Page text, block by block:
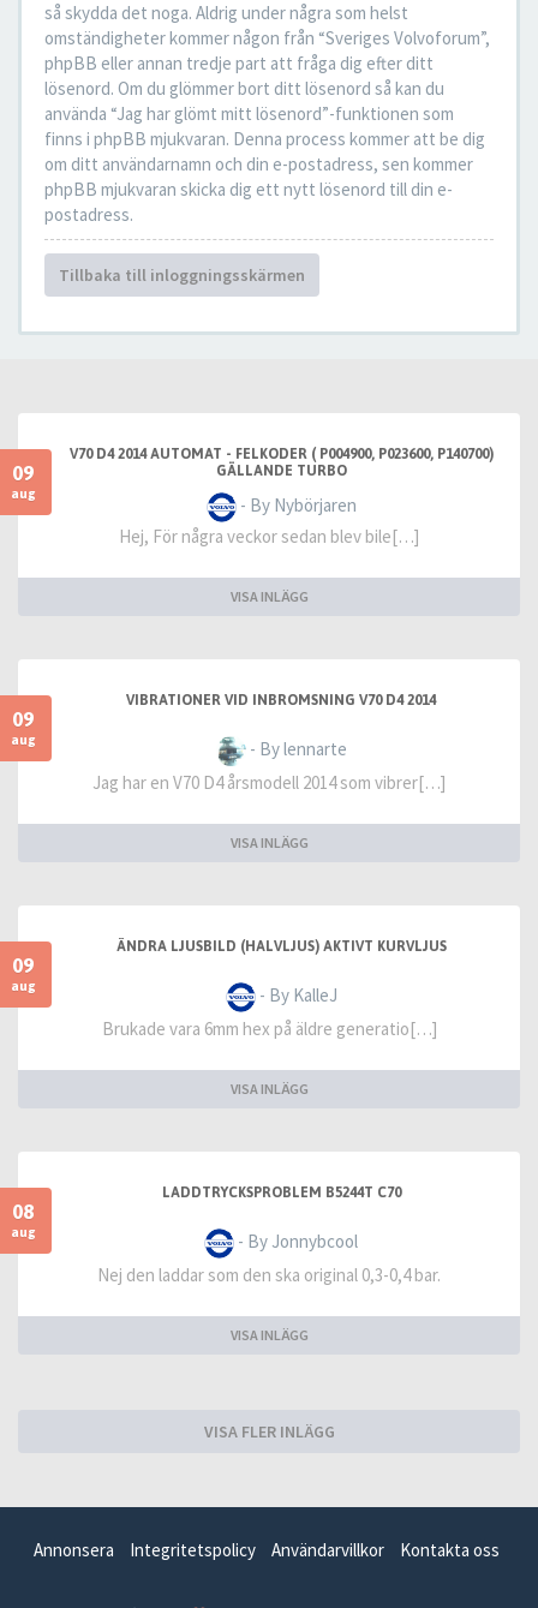
så skydda det noga. Aldrig under några som helst
omständigheter kommer någon från “Sveriges Volvoforum”,
phpBB eller annan tredje part att fråga dig efter ditt
lösenord. Om du glömmer bort ditt lösenord så kan du
använda “Jag har glömt mitt lösenord”-funktionen som
finns i phpBB mjukvaran. Denna process kommer att be dig
om ditt användarnamn och din e-postadress, sen kommer
phpBB mjukvaran skicka dig ett nytt lösenord till din e-
postadress.
Tillbaka till inloggningsskärmen
09
aug
V70 D4 2014 AUTOMAT - FELKODER ( P004900, P023600, P140700)
GÄLLANDE TURBO
- By Nybörjaren
Hej, För några veckor sedan blev bile[…]
VISA INLÄGG
09
aug
VIBRATIONER VID INBROMSNING V70 D4 2014
- By lennarte
Jag har en V70 D4 årsmodell 2014 som vibrer[…]
VISA INLÄGG
09
aug
ÄNDRA LJUSBILD (HALVLJUS) AKTIVT KURVLJUS
- By KalleJ
Brukade vara 6mm hex på äldre generatio[…]
VISA INLÄGG
08
aug
LADDTRYCKSPROBLEM B5244T C70
- By Jonnybcool
Nej den laddar som den ska original 0,3-0,4 bar.
VISA INLÄGG
VISA FLER INLÄGG
Annonsera Integritetspolicy Användarvillkor Kontakta oss